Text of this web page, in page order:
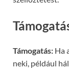
Támogatás: Ha
neki, például